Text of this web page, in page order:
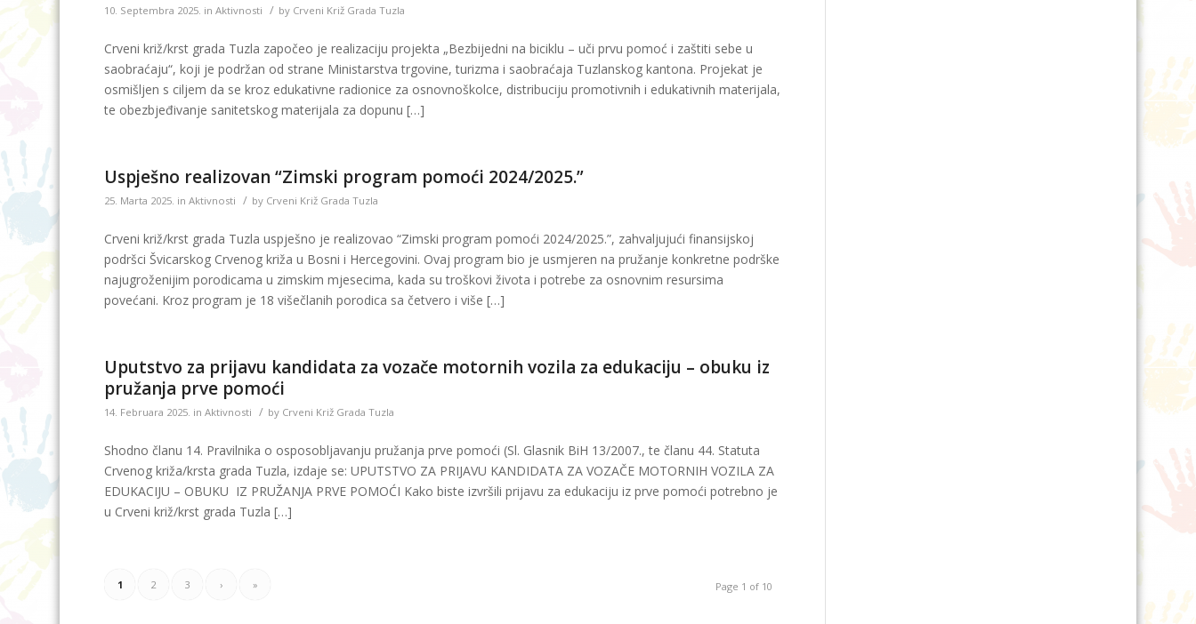
10. Septembra 2025. inAktivnosti / by Crveni Križ Grada Tuzla
Crveni križ/krst grada Tuzla započeo je realizaciju projekta „Bezbijedni na biciklu – uči prvu pomoć i zaštiti sebe u
saobraćaju“, koji je podržan od strane Ministarstva trgovine, turizma i saobraćaja Tuzlanskog kantona. Projekat je
osmišljen s ciljem da se kroz edukativne radionice za osnovnoškolce, distribuciju promotivnih i edukativnih materijala,
te obezbjeđivanje sanitetskog materijala za dopunu […]
Uspješno realizovan “Zimski program pomoći 2024/2025.”
25. Marta 2025. inAktivnosti / by Crveni Križ Grada Tuzla
Crveni križ/krst grada Tuzla uspješno je realizovao “Zimski program pomoći 2024/2025.”, zahvaljujući finansijskoj
podršci Švicarskog Crvenog križa u Bosni i Hercegovini. Ovaj program bio je usmjeren na pružanje konkretne podrške
najugroženijim porodicama u zimskim mjesecima, kada su troškovi života i potrebe za osnovnim resursima
povećani. Kroz program je 18 višečlanih porodica sa četvero i više […]
Uputstvo za prijavu kandidata za vozače motornih vozila za edukaciju – obuku iz
pružanja prve pomoći
14. Februara 2025. inAktivnosti / by Crveni Križ Grada Tuzla
Shodno članu 14. Pravilnika o osposobljavanju pružanja prve pomoći (Sl. Glasnik BiH 13/2007., te članu 44. Statuta
Crvenog križa/krsta grada Tuzla, izdaje se: UPUTSTVO ZA PRIJAVU KANDIDATA ZA VOZAČE MOTORNIH VOZILA ZA
EDUKACIJU – OBUKU IZ PRUŽANJA PRVE POMOĆI Kako biste izvršili prijavu za edukaciju iz prve pomoći potrebno je
u Crveni križ/krst grada Tuzla […]
Page 1 of 10
1 2 3 › »